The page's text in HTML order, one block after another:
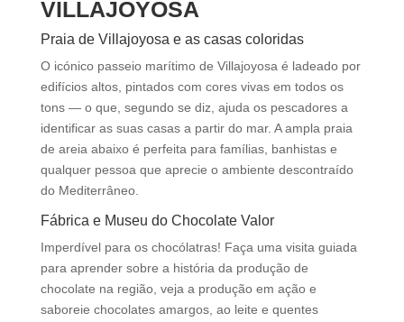
VILLAJOYOSA
Praia de Villajoyosa e as casas coloridas
O icónico passeio marítimo de Villajoyosa é ladeado por
edifícios altos, pintados com cores vivas em todos os
tons — o que, segundo se diz, ajuda os pescadores a
identificar as suas casas a partir do mar. A ampla praia
de areia abaixo é perfeita para famílias, banhistas e
qualquer pessoa que aprecie o ambiente descontraído
do Mediterrâneo.
Fábrica e Museu do Chocolate Valor
Imperdível para os chocólatras! Faça uma visita guiada
para aprender sobre a história da produção de
chocolate na região, veja a produção em ação e
saboreie chocolates amargos, ao leite e quentes